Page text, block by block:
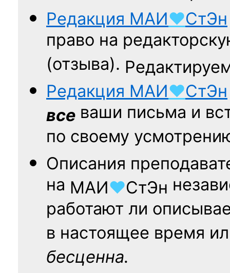
Редакция МАИ♥СтЭн
право на
(отзыва).
Редакция МАИ♥СтЭн
все ваши письма и
по своему
Описания
на МАИ♥СтЭн
работают ли
в настоящее время
бесценна.